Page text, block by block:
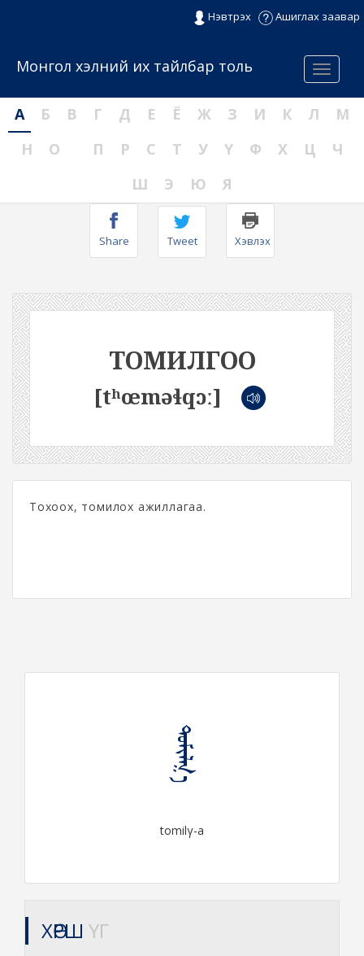
Нэвтрэх Ашиглах заавар
Menu
Монгол хэлний их тайлбар толь
А Б В Г Д Е Ё Ж З И К Л
М
Н
О П Р С Т У Ү Ф Х Ц
Ч
Ш
Э Ю Я
Share Tweet Хэвлэх
ТОМИЛГОО
[tʰœməɬqɔː]
Тохоох, томилох ажиллагаа.
ᠲᠣᠮᠢᠯᠭ᠎ᠠ
tomilγ-a
ХӨРШ ҮГ